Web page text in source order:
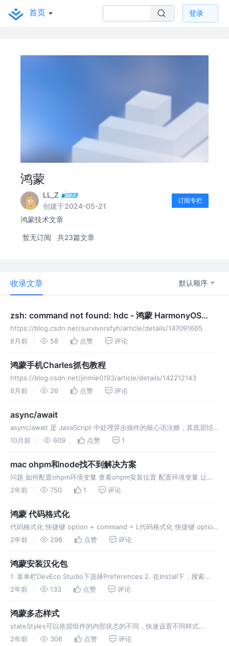
首页 登录
鸿蒙
LL_Z
创建于2024-05-21
订阅专栏
鸿蒙技术文章
暂无订阅 共23篇文章
收录文章 默认顺序
zsh: command not found: hdc - 鸿蒙 HarmonyOS
Next
https://blog.csdn.net/survivorsfyh/article/details/147091665
8月前
58 点赞 评论
鸿蒙手机Charles抓包教程
https://blog.csdn.net/jinmie0193/article/details/142212143
8月前
26 点赞 评论
async/await
async/await 是 JavaScript 中处理异步操作的核心语法糖，其底层结
合了 生成器（Generator） 、Promise 和 事件循环（Event Loop）
10月前 609 点赞 1
mac ohpm和node找不到解决方案
问题 如何配置ohpm环境变量 查看ohpm安装位置 配置环境变量 让环
境变量生效 mac mojave以后的系统请配置 .zshrc文件，一样的操作方
2年前 750 1 评论
鸿蒙 代码格式化
代码格式化 快捷键 option + command + L代码格式化 快捷键 option
+ command + L代码格式化 快捷键 option + command + L代码格式
2年前 298 点赞 评论
鸿蒙安装汉化包
1. 菜单栏DevEco Studio下选择Preferences 2. 在Install下，搜索
chinese，勾选后点击OK 3. 点击Restart重启
2年前 133 点赞 评论
鸿蒙多态样式
stateStyles可以依据组件的内部状态的不同，快速设置不同样式
stateStyles是属性方法，可以根据UI内部状态来设置样式，类似于css
2年前 306 点赞 评论